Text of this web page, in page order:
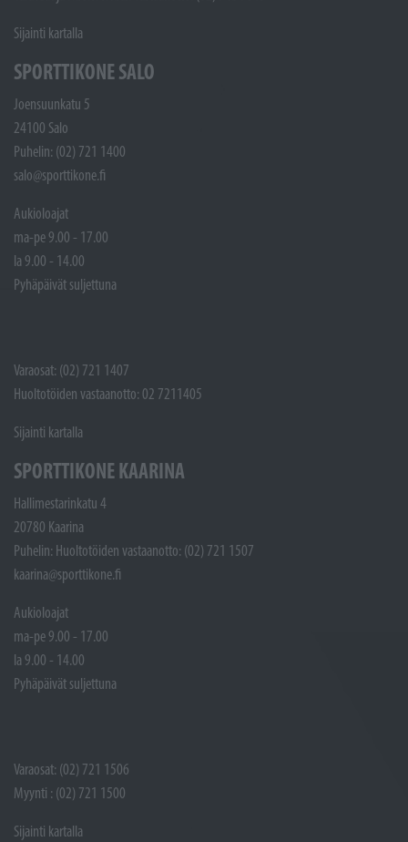
Sijainti kartalla
SPORTTIKONE SALO
Joensuunkatu 5
24100 Salo
Puhelin: (02) 721 1400
salo@sporttikone.fi
Aukioloajat
ma-pe 9.00 - 17.00
la 9.00 - 14.00
Pyhäpäivät suljettuna
Varaosat: (02) 721 1407
Huoltotöiden vastaanotto: 02 7211405
Sijainti kartalla
SPORTTIKONE KAARINA
Hallimestarinkatu 4
20780 Kaarina
Puhelin: Huoltotöiden vastaanotto: (02) 721 1507
kaarina@sporttikone.fi
Aukioloajat
ma-pe 9.00 - 17.00
la 9.00 - 14.00
Pyhäpäivät suljettuna
Varaosat: (02) 721 1506
Myynti : (02) 721 1500
Sijainti kartalla